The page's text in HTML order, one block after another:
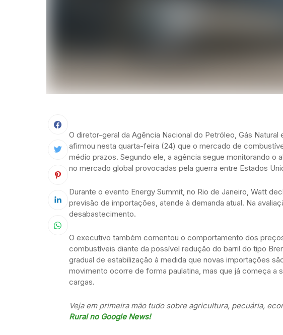
O diretor-geral da Agência Nacional do Petróleo, Gás
afirmou nesta quarta-feira (24) que o mercado de
médio prazos. Segundo ele, a agência segue monitorando o
no mercado global provocadas pela guerra entre Estados
Durante o evento Energy Summit, no Rio de Janeiro, Watt
previsão de importações, atende à demanda atual. Na
desabastecimento.
O executivo também comentou o comportamento dos
combustíveis diante da possível redução do barril do tipo
gradual de estabilização à medida que novas importações
movimento ocorre de forma paulatina, mas que já começa a
cargas.
Veja em primeira mão tudo sobre agricultura, pecuária,
Rural no Google News!